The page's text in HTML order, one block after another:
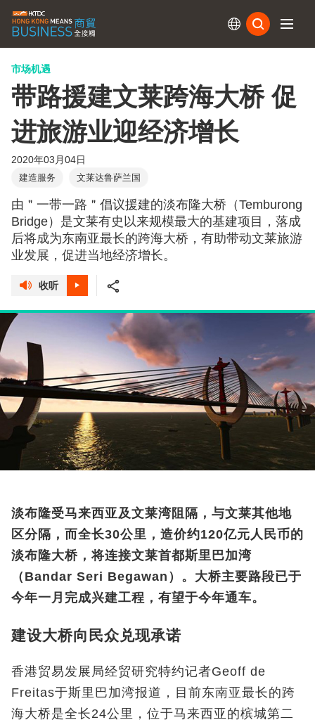
市场机遇
带路援建文莱跨海大桥 促
进旅游业迎经济增长
2020年03月04日
建造服务 文莱达鲁萨兰国
由＂一带一路＂倡议援建的淡布隆大桥（Temburong
Bridge）是文莱有史以来规模最大的基建项目，落成
后将成为东南亚最长的跨海大桥，有助带动文莱旅游
业发展，促进当地经济增长。
收听
淡布隆受马来西亚及文莱湾阻隔，与文莱其他地
区分隔，而全长30公里，造价约120亿元人民币的
淡布隆大桥，将连接文莱首都斯里巴加湾
（Bandar Seri Begawan）。大桥主要路段已于
今年一月完成兴建工程，有望于今年通车。
建设大桥向民众兑现承诺
香港贸易发展局经贸研究特约记者Geoff de
Freitas于斯里巴加湾报道，目前东南亚最长的跨
海大桥是全长24公里，位于马来西亚的槟城第二